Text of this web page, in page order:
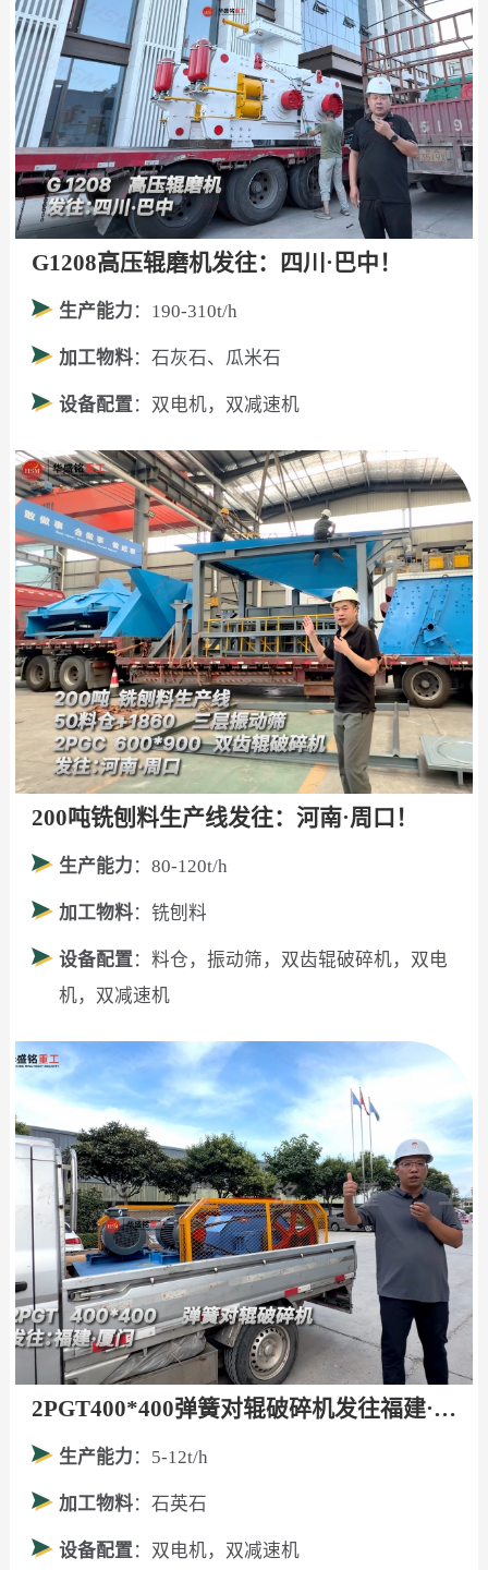
G1208高压辊磨机发往：四川·巴中！
生产能力 ：190-310t/h
加工物料：石灰石、瓜米石
设备配置 ：双电机，双减速机
200吨铣刨料生产线发往：河南·周口！
生产能力 ：80-120t/h
加工物料：铣刨料
设备配置：料仓，振动筛，双齿辊破碎机，双电
机，双减速机
2PGT400*400弹簧对辊破碎机发往福建·厦门！
生产能力 ：5-12t/h
加工物料：石英石
设备配置：双电机，双减速机